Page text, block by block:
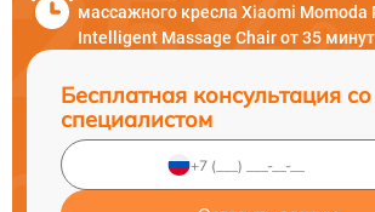
массажного кресла Xiaomi Momoda
Intelligent Massage Chair от 35 минут
Бесплатная консультация со
специалистом